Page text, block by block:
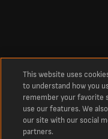
This website uses
to understand how you
remember your favorite
use our features. We
our site with our social
partners.